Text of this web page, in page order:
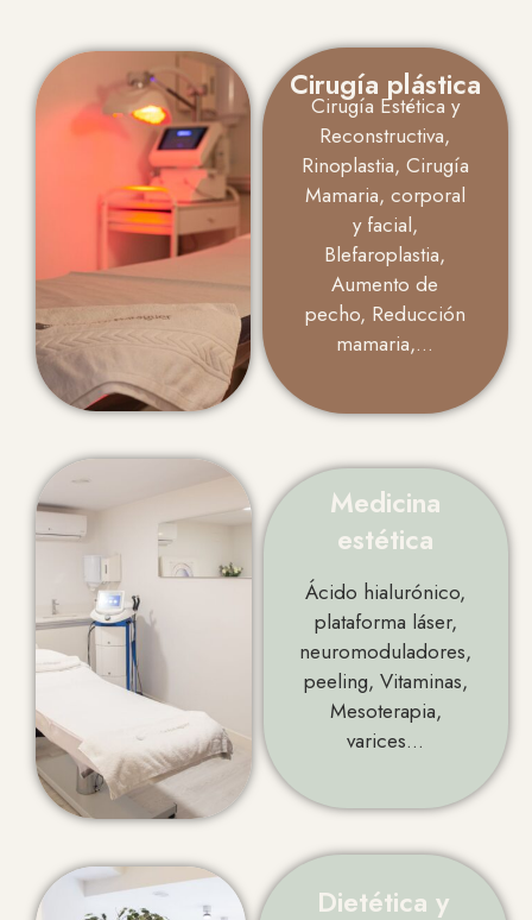
Cirugía plástica
Cirugía Estética y
Reconstructiva,
Rinoplastia, Cirugía
Mamaria, corporal
y facial,
Blefaroplastia,
Aumento de
pecho, Reducción
mamaria,…
Medicina
estética
Ácido hialurónico,
plataforma láser,
neuromoduladores,
peeling, Vitaminas,
Mesoterapia,
varices…
Dietética y